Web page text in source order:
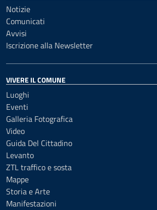
Notizie
Comunicati
Avvisi
Iscrizione alla Newsletter
VIVERE IL COMUNE
Luoghi
Eventi
Galleria Fotografica
Video
Guida Del Cittadino
Levanto
ZTL traffico e sosta
Mappe
Storia e Arte
Manifestazioni